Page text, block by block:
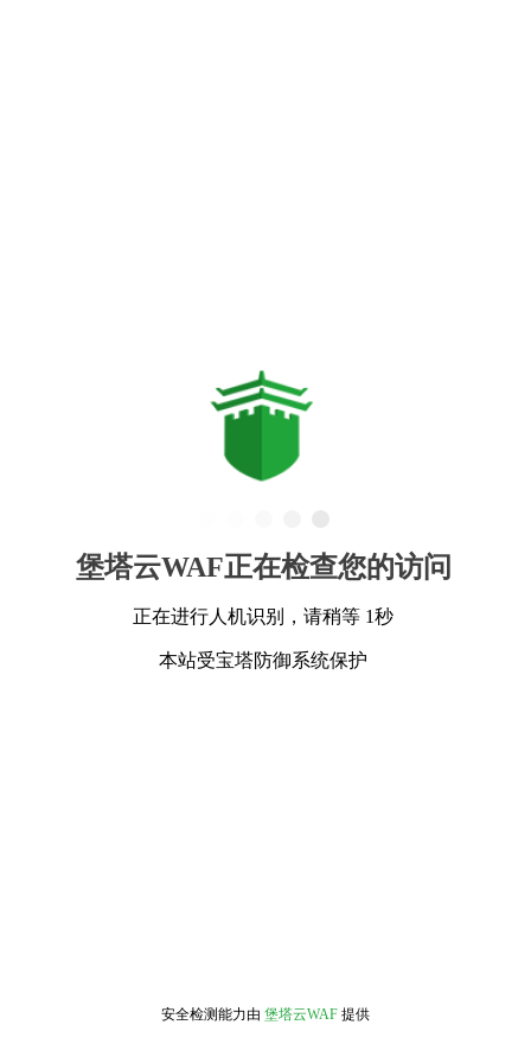
堡塔云WAF正在检查您的访问
正在进行人机识别，请稍等 1秒
本站受宝塔防御系统保护
安全检测能力由 堡塔云WAF 提供